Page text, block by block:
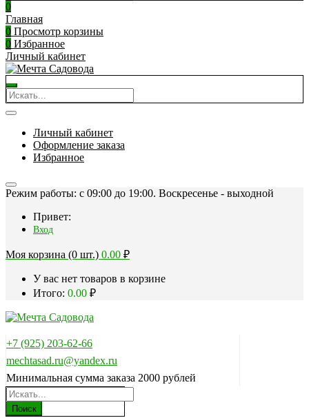
0
Главная
0 Просмотр корзины
0 Избранное
Личный кабинет
Личный кабинет
Оформление заказа
Избранное
Режим работы: c 09:00 до 19:00. Воскресенье - выходной
Привет:
Вход
Моя корзина (0 шт.) 0.00 ₽
У вас нет товаров в корзине
Итого: 0.00 ₽
+7 (925) 203-62-66
mechtasad.ru@yandex.ru
Минимальная сумма заказа 2000 рублей
Поиск